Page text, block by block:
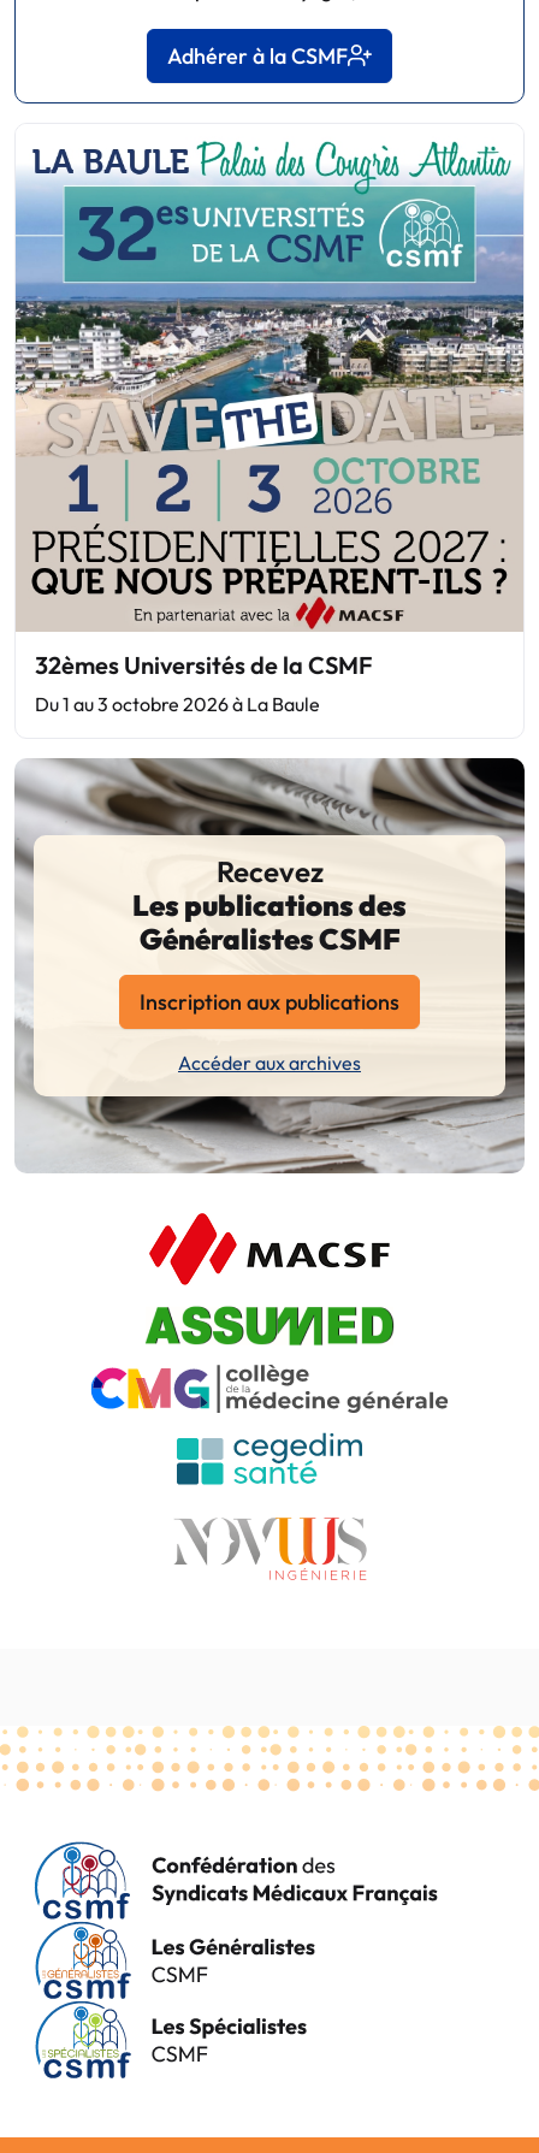
Adhérer à la CSMF
32èmes Universités de la CSMF
Du 1 au 3 octobre 2026 à La Baule
Recevez
Les publications des
Généralistes CSMF
Inscription aux publications
Accéder aux archives